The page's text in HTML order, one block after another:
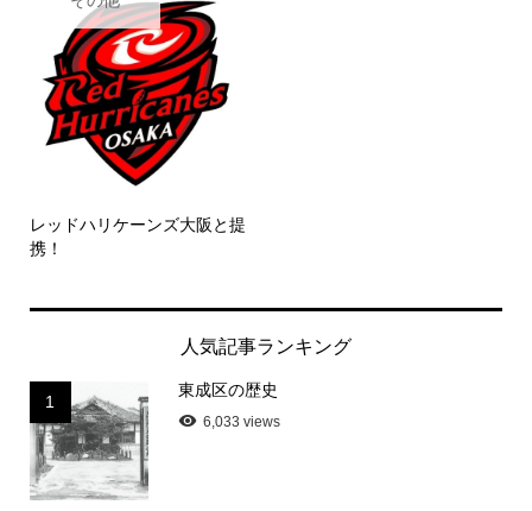
レッドハリケーンズ大阪と提
携！
人気記事ランキング
1
東成区の歴史
6,033 views